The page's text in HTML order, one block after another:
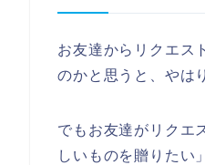
お友達からリクエス
のかと思うと、やは
でもお友達がリクエ
しいものを贈りたい